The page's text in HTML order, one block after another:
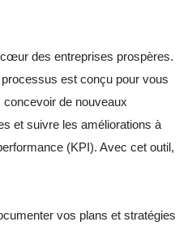
cœur des entreprises prospères.
est conçu pour vous
de nouveaux
et suivre les améliorations à
(KPI). Avec cet outil,
vos plans et stratégies